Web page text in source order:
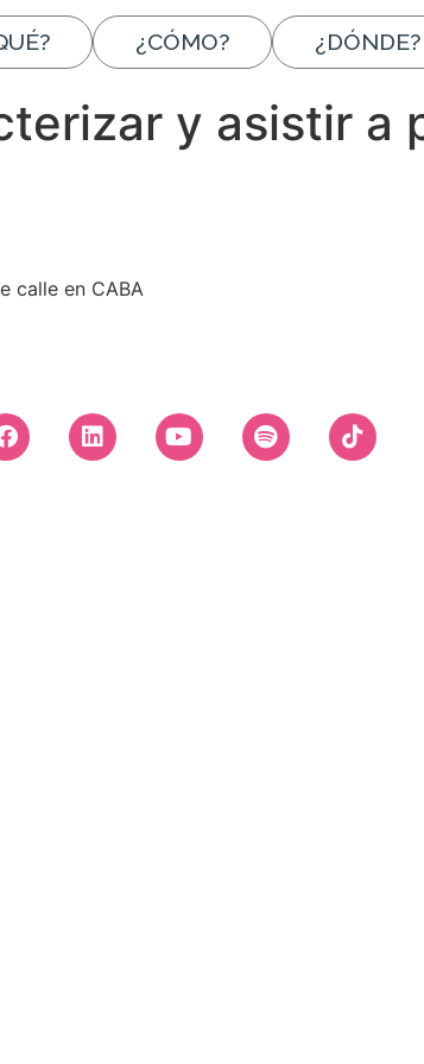
¿CÓMO? ¿DÓNDE?
y asistir a
calle en CABA